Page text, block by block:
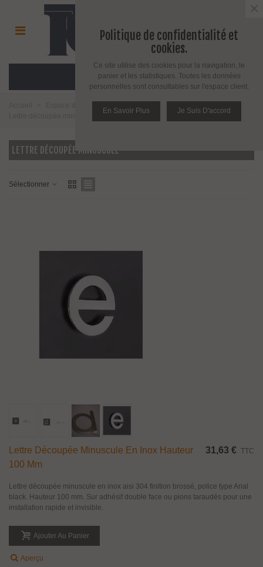
MENU
LETTRE DÉCOUPÉE MINUSCULE
Sélectionner
Lettre Découpée Minuscule En Inox Hauteur
100 Mm
31,63 € TTC
Lettre découpée minuscule en inox aisi 304 finition brossé, police type Arial
black. Hauteur 100 mm. Sur adhésif double face ou pions taraudés pour une
installation rapide et invisible.
Ajouter Au Panier
Aperçu
Politique de confidentialité et
cookies.
Ce site utilise des cookies pour la navigation, le
panier et les statistiques. Toutes les données
personnelles sont consultables sur l'espace client.
En Savoir Plus Je Suis D'accord